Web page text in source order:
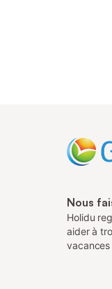
Nous
Holidu
aider à
vacances